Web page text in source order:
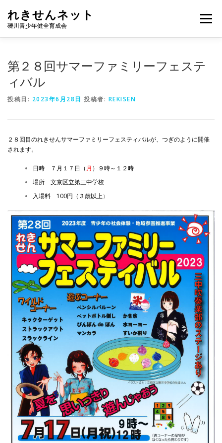
れきせんネット
礫川青少年健全育成会
メニュー
第２８回サマーファミリーフェステ
ィバル
投稿日: 2023年6月28日 投稿者: REKISEN
２８回目のれきせんサマーファミリーフェスティバルが、つぎのように開催
されます。
日時 ７月１７日（ 月 ）９時～１２時
場所 文京区立第三中学校
入場料 100円（３歳以上）